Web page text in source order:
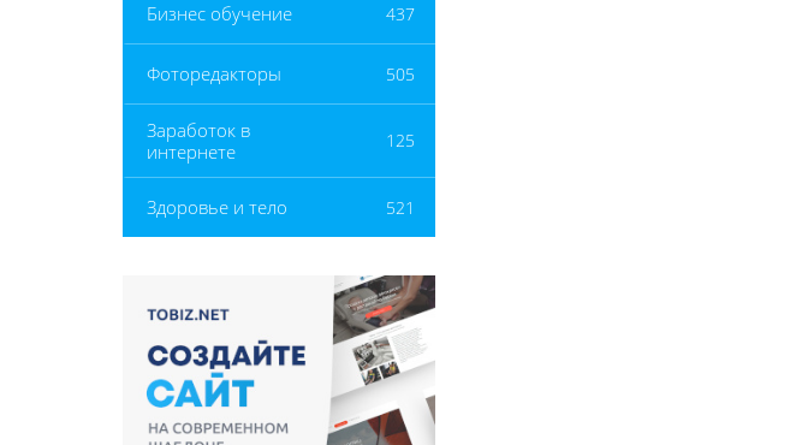
Бизнес обучение 437
Фоторедакторы 505
Заработок в
интернете
125
Здоровье и тело 521